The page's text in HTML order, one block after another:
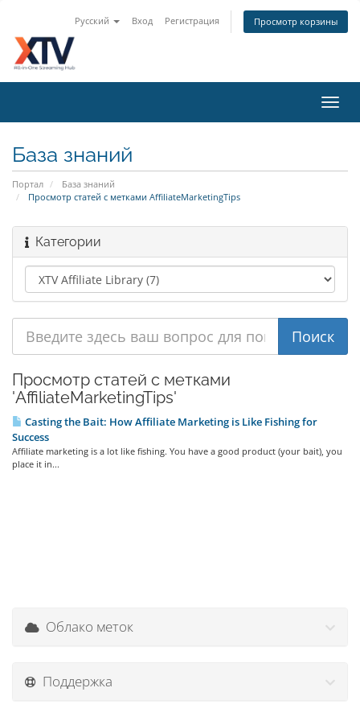
Русский Вход Регистрация Просмотр корзины
База знаний
Портал
База знаний
Просмотр статей с метками AffiliateMarketingTips
Категории
Просмотр статей с метками
'AffiliateMarketingTips'
Casting the Bait: How Affiliate Marketing is Like Fishing for
Success
Affiliate marketing is a lot like fishing. You have a good product (your bait), you
place it in...
Облако меток
Поддержка